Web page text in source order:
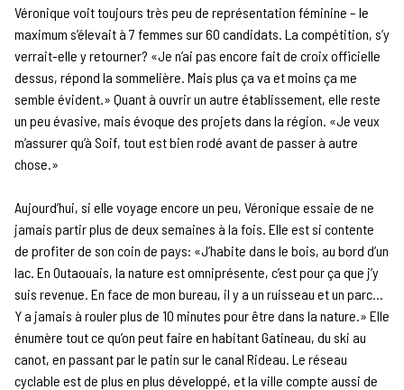
Véronique voit toujours très peu de représentation féminine – le
maximum s’élevait à 7 femmes sur 60 candidats. La compétition, s’y
verrait-elle y retourner? «Je n’ai pas encore fait de croix officielle
dessus, répond la sommelière. Mais plus ça va et moins ça me
semble évident.» Quant à ouvrir un autre établissement, elle reste
un peu évasive, mais évoque des projets dans la région. «Je veux
m’assurer qu’à Soif, tout est bien rodé avant de passer à autre
chose.»
Aujourd’hui, si elle voyage encore un peu, Véronique essaie de ne
jamais partir plus de deux semaines à la fois. Elle est si contente
de profiter de son coin de pays: «J’habite dans le bois, au bord d’un
lac. En Outaouais, la nature est omniprésente, c’est pour ça que j’y
suis revenue. En face de mon bureau, il y a un ruisseau et un parc…
Y a jamais à rouler plus de 10 minutes pour être dans la nature.» Elle
énumère tout ce qu’on peut faire en habitant Gatineau, du ski au
canot, en passant par le patin sur le canal Rideau. Le réseau
cyclable est de plus en plus développé, et la ville compte aussi de